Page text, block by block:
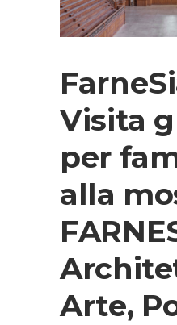
Visita
per
alla
Arte,